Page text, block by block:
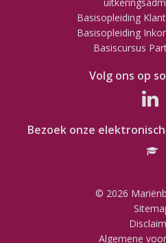
Basisopleiding
Basisopleiding
Basiscursus
Volg ons op
Bezoek onze
© 2026
Algemene